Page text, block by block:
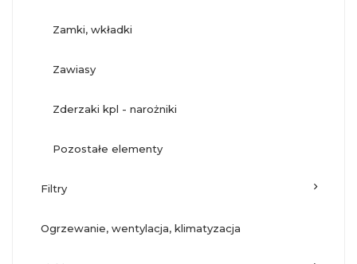
zamki, wkładki
zawiasy
zderzaki kpl - narożniki
pozostałe elementy
filtry
ogrzewanie, wentylacja, klimatyzacja